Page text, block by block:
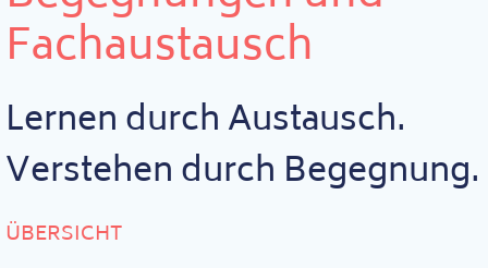
Fachaustausch
Lernen durch Austausch.
Verstehen durch Begegnung.
ÜBERSICHT